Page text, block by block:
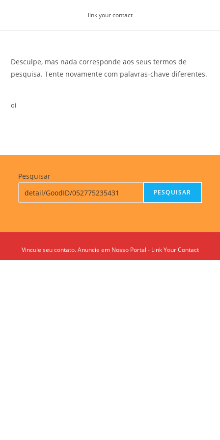
link your contact
Desculpe, mas nada corresponde aos seus termos de
pesquisa. Tente novamente com palavras-chave diferentes.
oi
Pesquisar
PESQUISAR
Vincule seu contato. Anuncie em Nosso Portal - Link Your Contact